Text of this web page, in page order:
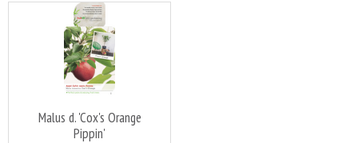
Malus d. 'Cox's Orange
Pippin'